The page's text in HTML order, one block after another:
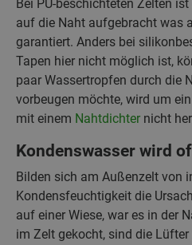
Bei PU-beschichteten Zelten
auf die Naht aufgebracht was
garantiert. Anders bei
Tapen hier nicht möglich ist,
paar Wassertropfen durch die
vorbeugen möchte, wird um
mit einem Nahtdichter nicht
Kondenswasser wird
Bilden sich am Außenzelt von
Kondensfeuchtigkeit die
auf einer Wiese, war es in der
im Zelt gekocht, sind die